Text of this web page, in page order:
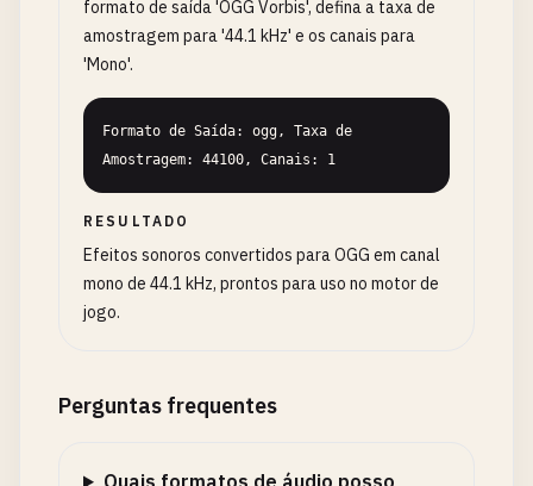
formato de saída 'OGG Vorbis', defina a taxa de
amostragem para '44.1 kHz' e os canais para
'Mono'.
Formato de Saída: ogg, Taxa de
Amostragem: 44100, Canais: 1
RESULTADO
Efeitos sonoros convertidos para OGG em canal
mono de 44.1 kHz, prontos para uso no motor de
jogo.
Perguntas frequentes
Quais formatos de áudio posso